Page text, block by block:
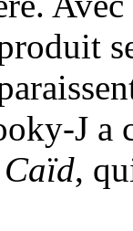
J a
,